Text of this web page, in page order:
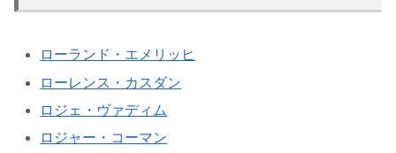
ローランド・エメリッヒ
ローレンス・カスダン
ロジェ・ヴァディム
ロジャー・コーマン